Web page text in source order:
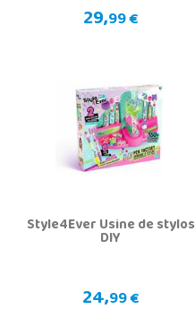
29,99 €
Style4Ever Usine de stylos
DIY
24,99 €